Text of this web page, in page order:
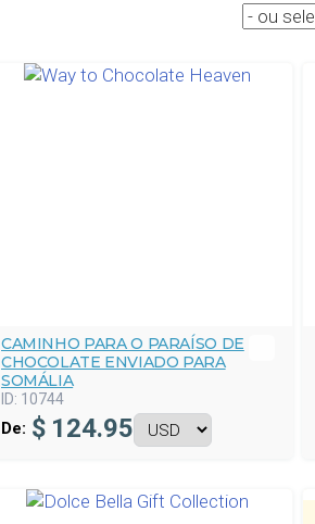
CAMINHO PARA O PARAÍSO DE
CHOCOLATE ENVIADO PARA
SOMÁLIA
ID: 10744
De: $ 124.95